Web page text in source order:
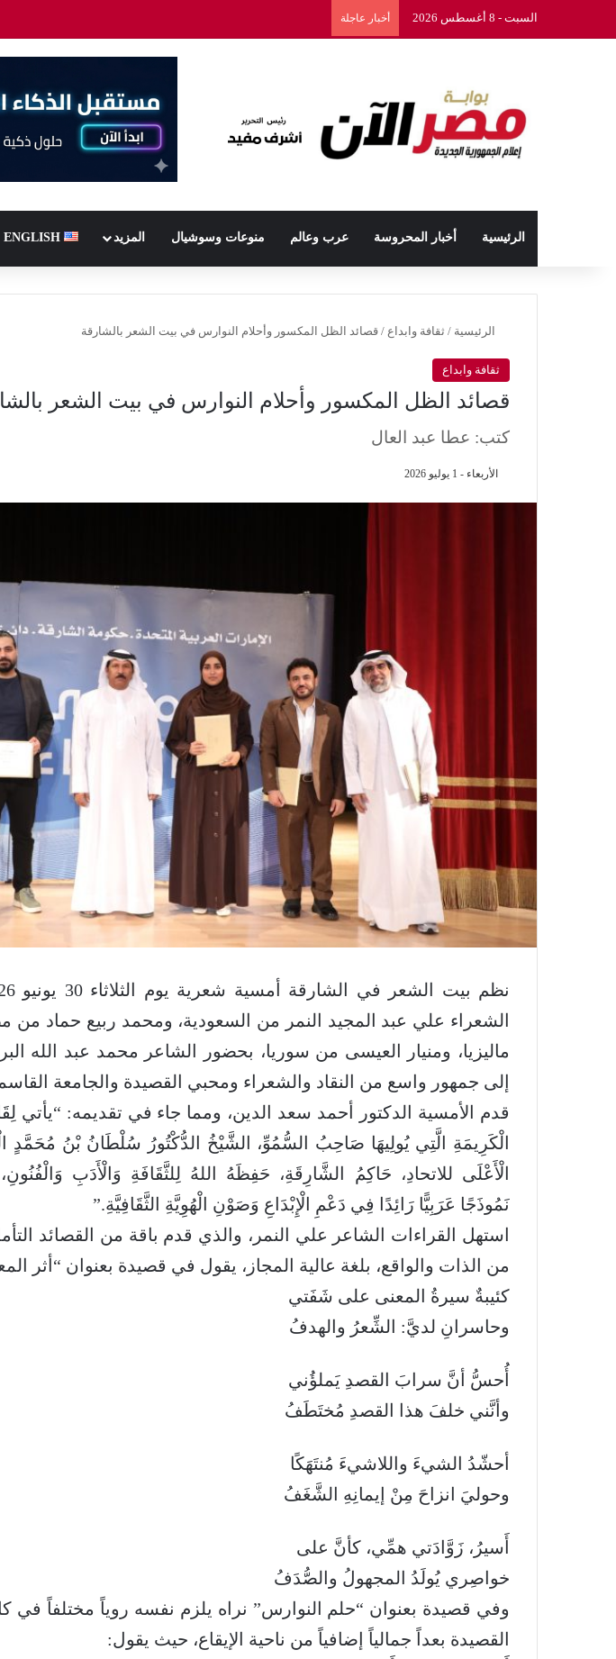
السبت - 8 أغسطس 2026 أخبار عاجلة
الرئيسية أخبار المحروسة عرب وعالم منوعات وسوشيال المزيد ENGLISH
الرئيسية / ثقافة وابداع / قصائد الظل المكسور وأحلام النوارس في بيت الشعر بالشارقة
ثقافة وابداع
قصائد الظل المكسور وأحلام النوارس في بيت الشعر
كتب: عطا عبد العال
الأربعاء - 1 يوليو 2026
الشعراء علي عبد المجيد النمر من السعودية، ومحمد ربيع حماد من
ماليزيا، ومنيار العيسى من سوريا، بحضور الشاعر محمد عبد الله
إلى جمهور واسع من النقاد والشعراء ومحبي القصيدة والجامعة
قدم الأمسية الدكتور أحمد سعد الدين، ومما جاء في تقديمه: “يأتي
الْكَرِيمَةِ الَّتِي يُولِيهَا صَاحِبُ السُّمُوِّ، الشَّيْخُ الدُّكْتُورُ سُلْطَانُ بْنُ
الْأَعْلَى للاتحادِ، حَاكِمُ الشَّارِقَةِ، حَفِظَهُ اللهُ لِلثَّقَافَةِ وَالْأَدَبِ
نَمُوذَجًا عَرَبِيًّا رَائِدًا فِي دَعْمِ الْإِبْدَاعِ وَصَوْنِ الْهُوِيَّةِ الثَّقَافِيَّةِ.”
استهل القراءات الشاعر علي النمر، والذي قدم باقة من القصائد
من الذات والواقع، بلغة عالية المجاز، يقول في قصيدة بعنوان “أثر
كئيبةٌ سيرةُ المعنى على شَفَتي
وحاسرانِ لديَّ: الشِّعرُ والهدفُ
أُحسُّ أنَّ سرابَ القصدِ يَملؤُني
وأنَّني خلفَ هذا القصدِ مُختَطَفُ
أحشّدُ الشيءَ واللاشيءَ مُنتَهَكًا
وحوليَ انزاحَ مِنْ إيمانِهِ الشَّغَفُ
أَسيرُ، زَوَّادَتي همِّي، كأنَّ على
خواصِري يُولَدُ المجهولُ والصُّدَفُ
وفي قصيدة بعنوان “حلم النوارس” نراه يلزم نفسه روياً مختلفاً
القصيدة بعداً جمالياً إضافياً من ناحية الإيقاع، حيث يقول: